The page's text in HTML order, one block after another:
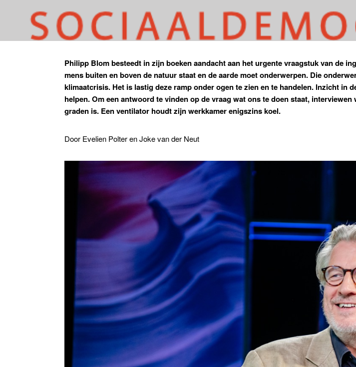
Philipp Blom besteedt in zijn boeken aandacht aan het urgente vraagstuk van de
mens buiten en boven de natuur staat en de aarde moet onderwerpen. Die
klimaatcrisis. Het is lastig deze ramp onder ogen te zien en te handelen. Inzicht
helpen. Om een antwoord te vinden op de vraag wat ons te doen staat,
graden is. Een ventilator houdt zijn werkkamer enigszins koel.
Door Evelien Polter en Joke van der Neut